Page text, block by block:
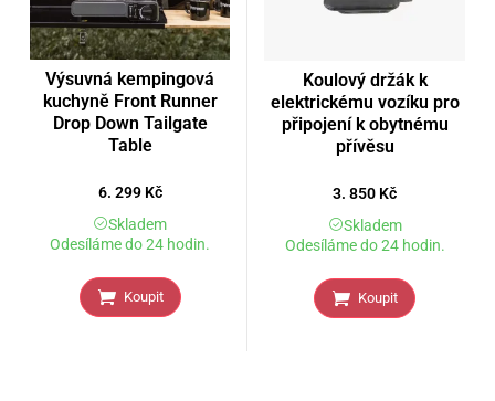
Výsuvná kempingová
kuchyně Front Runner
Drop Down Tailgate
Table
6. 299 Kč
Skladem
Odesíláme do 24 hodin.
Koupit
Koulový držák k
elektrickému vozíku pro
připojení k obytnému
přívěsu
3. 850 Kč
Skladem
Odesíláme do 24 hodin.
Koupit